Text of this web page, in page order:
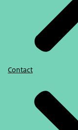
Contact